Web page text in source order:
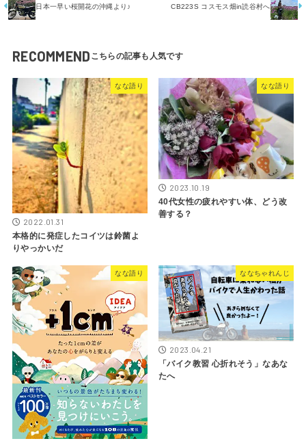
日本一早い桜開花の沖縄より♪ CB223S コスモス畑in読谷村へ
RECOMMEND
なな語り
2022.01.31
本格的に発症したコイツは鈴菌よ
りやっかいだ
なな語り
2023.10.19
40代女性の疲れやすい体、どう改
善する？
なな語り ななちゃれんじ
2023.04.21
「バイク教習 心折れそう」なあな
たへ